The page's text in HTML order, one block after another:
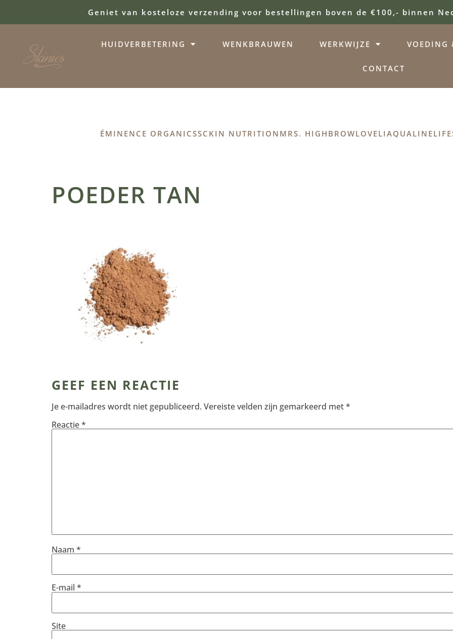
Geniet van kosteloze verzending voor bestellingen boven de €100,- binnen
HUIDVERBETERING WENKBRAUWEN WERKWIJZE VOEDING
CONTACT
ÉMINENCE ORGANICSSCKIN NUTRITION MRS. HIGHBROWLOVELIAQUALINE
POEDER TAN
GEEF EEN REACTIE
Je e-mailadres wordt niet gepubliceerd. Vereiste velden zijn gemarkeerd met*
Reactie*
Naam *
E-mail *
Site